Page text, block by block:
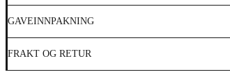
GAVEINNPAKNING
FRAKT OG RETUR